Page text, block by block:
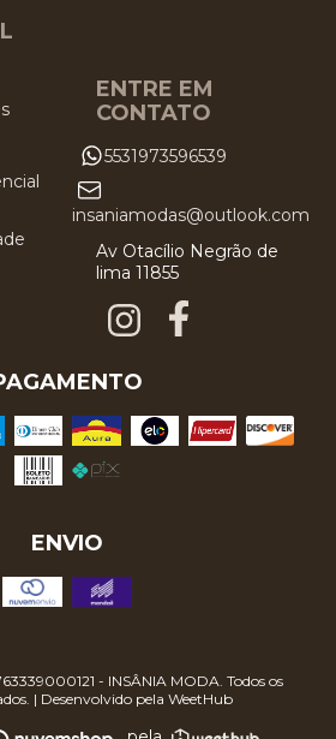
ENTRE EM
CONTATO
5531973596539
insaniamodas@outlook.com
Av Otacílio Negrão de
lima 11855
ENVIO
- INSÂNIA MODA. Todos os
| Desenvolvido pela WeetHub